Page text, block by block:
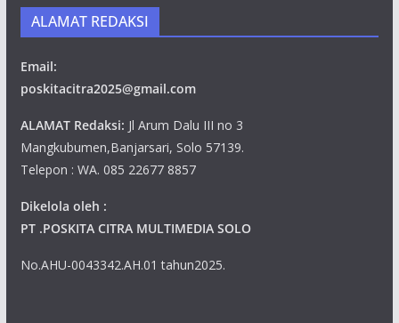
ALAMAT REDAKSI
Email:
poskitacitra2025@gmail.com
ALAMAT Redaksi: Jl Arum Dalu III no 3
Mangkubumen,Banjarsari, Solo 57139.
Telepon : WA. 085 22677 8857
Dikelola oleh :
PT .POSKITA CITRA MULTIMEDIA SOLO
No.AHU-0043342.AH.01 tahun2025.